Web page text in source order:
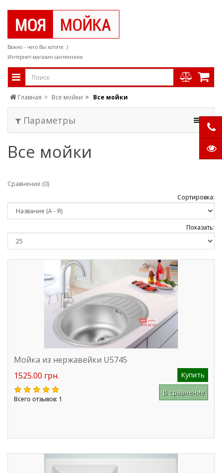
Важно - чего Вы хотите :)
Интернет-магазин сантехники
Главная Все мойки Все мойки
Параметры
Все мойки
Сравнение (0)
Сортировка:
Показать:
Мойка из нержавейки U5745
1525.00 грн.
Купить
Всего отзывов: 1
В сравнение